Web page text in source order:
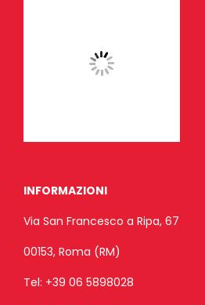
INFORMAZIONI
Via San Francesco a Ripa, 67
00153, Roma (RM)
Tel: +39 06 5898028